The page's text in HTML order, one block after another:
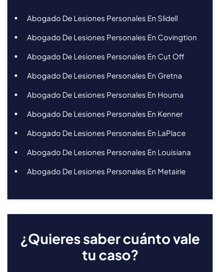
Abogado De Lesiones Personales En Slidell
Abogado De Lesiones Personales En Covingtion
Abogado De Lesiones Personales En Cut Off
Abogado De Lesiones Personales En Gretna
Abogado De Lesiones Personales En Houma
Abogado De Lesiones Personales En Kenner
Abogado De Lesiones Personales En LaPlace
Abogado De Lesiones Personales En Louisiana
Abogado De Lesiones Personales En Metairie
¿Quieres saber cuánto vale
tu caso?